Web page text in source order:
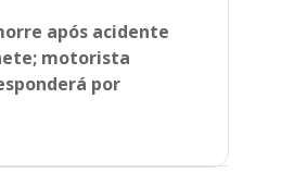
após acidente
motorista
por